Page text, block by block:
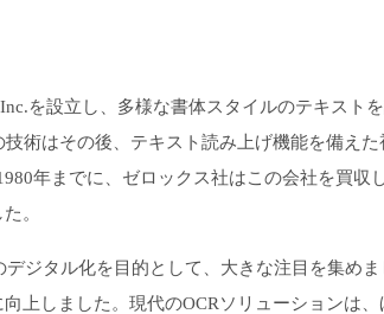
を設立し、多様な書体スタイルのテキスト
術はその後、テキスト読み上げ機能を備え
年までに、ゼロックス社はこの会社を買収
。
ジタル化を目的として、大きな注目を集め
上しました。現代のOCRソリューションは